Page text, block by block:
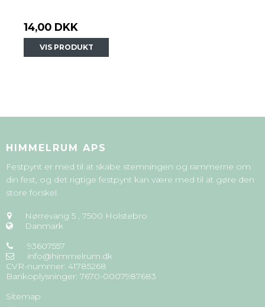
14,00 DKK
VIS PRODUKT
HIMMELRUM APS
Festpynt er med til at skabe stemningen og rammerne om
din fest, og det rigtige festpynt kan være med til at gøre den
store forskel.
Nørrevang 5 , 7500 Holstebro
Danmark
93607557
info@himmelrum.dk
CVR-nummer: 41785268
Bankoplysninger: 7670-0007987683
Sitemap